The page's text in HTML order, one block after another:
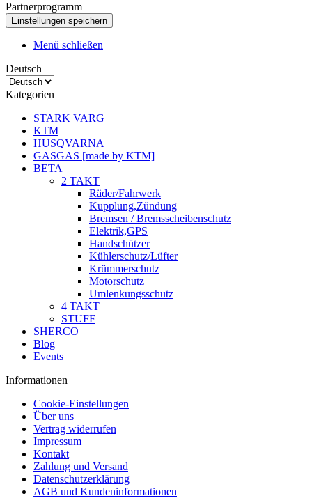
Partnerprogramm
Menü schließen
Deutsch
Kategorien
STARK VARG
KTM
HUSQVARNA
GASGAS [made by KTM]
BETA
2 TAKT
Räder/Fahrwerk
Kupplung,Zündung
Bremsen / Bremsscheibenschutz
Elektrik,GPS
Handschützer
Kühlerschutz/Lüfter
Krümmerschutz
Motorschutz
Umlenkungsschutz
4 TAKT
STUFF
SHERCO
Blog
Events
Informationen
Cookie-Einstellungen
Über uns
Vertrag widerrufen
Impressum
Kontakt
Zahlung und Versand
Datenschutzerklärung
AGB und Kundeninformationen